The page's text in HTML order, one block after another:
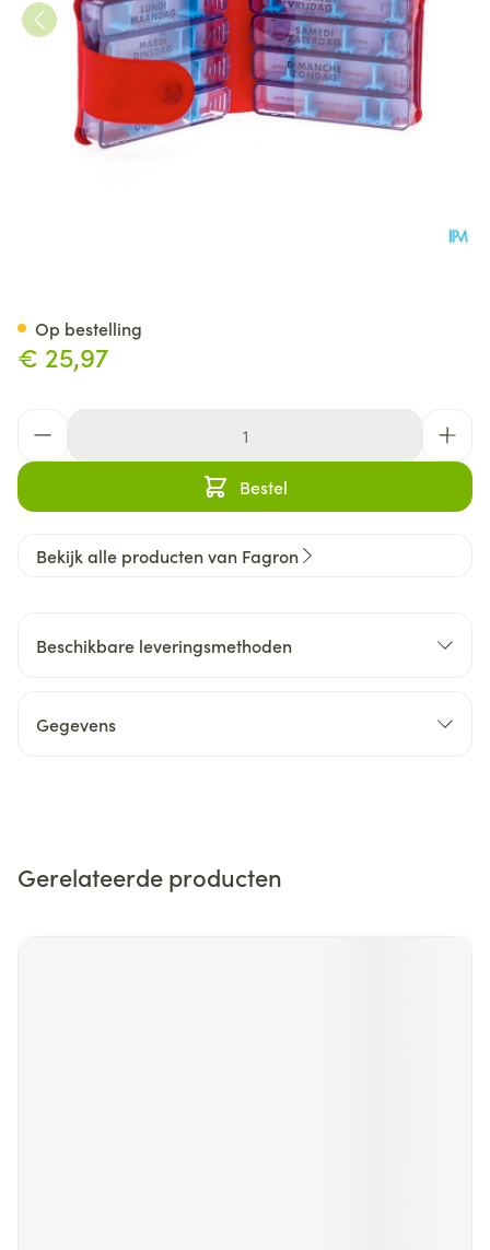
€ 25,97
Bestel
Op bestelling
Bekijk alle producten van Fagron
Beschikbare leveringsmethoden
Gegevens
Gerelateerde producten